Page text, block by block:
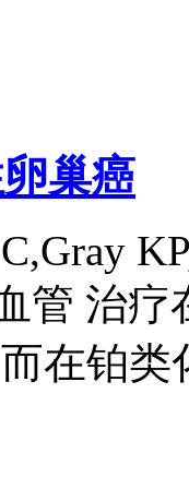
巢癌
管 治
在铂